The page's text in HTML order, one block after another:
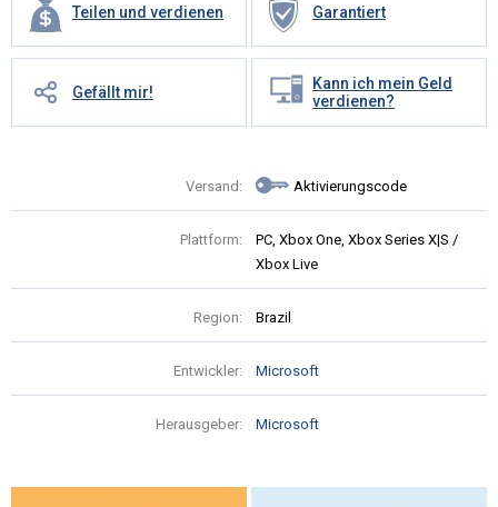
Teilen und verdienen Garantiert
Gefällt mir!
Kann ich mein Geld
verdienen?
Versand: Aktivierungscode
Plattform:
PC, Xbox One, Xbox Series X|S /
Xbox Live
Region: Brazil
Entwickler: Microsoft
Herausgeber: Microsoft